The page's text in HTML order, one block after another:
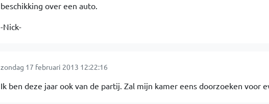
beschikking over een auto.
-Nick-
zondag 17 februari 2013 12:22:16
Ik ben deze jaar ook van de partij. Zal mijn kamer eens doorzoeken voor